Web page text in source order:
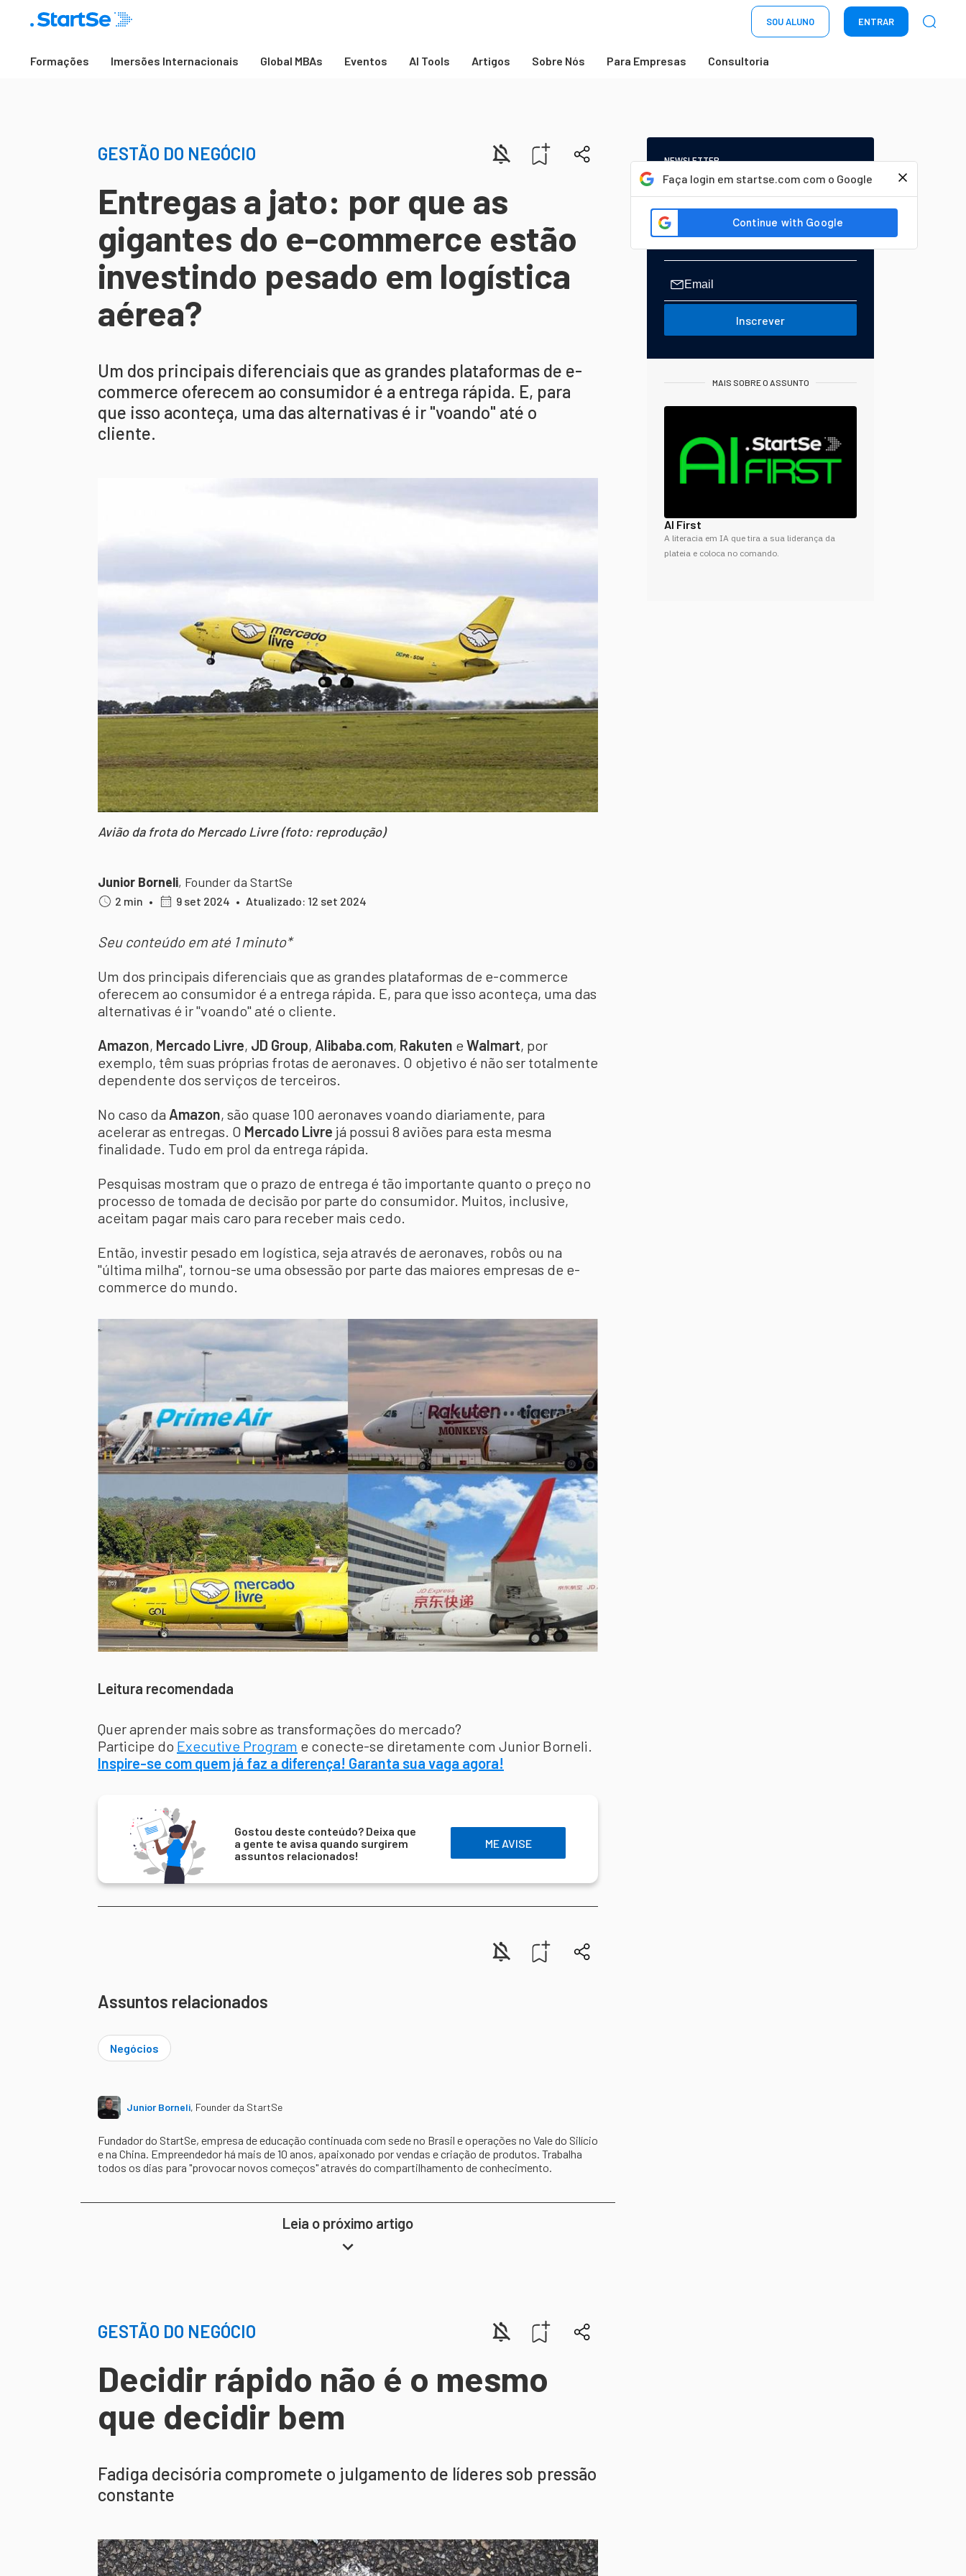
SOU ALUNO ENTRAR
Formações Imersões Internacionais Global MBAs Eventos AI Tools Artigos Sobre Nós Para Empresas Consultoria
Faça login em startse.com com o Google
GESTÃO DO NEGÓCIO
Entregas a jato: por que as
gigantes do e-commerce estão
investindo pesado em logística
aérea?
Um dos principais diferenciais que as grandes plataformas de e-
commerce oferecem ao consumidor é a entrega rápida. E, para
que isso aconteça, uma das alternativas é ir "voando" até o
cliente.
Avião da frota do Mercado Livre (foto: reprodução)
Junior Borneli, Founder da StartSe
2 min • 9 set 2024 • Atualizado: 12 set 2024
Seu conteúdo em até 1 minuto*
Um dos principais diferenciais que as grandes plataformas de e-commerce
oferecem ao consumidor é a entrega rápida. E, para que isso aconteça, uma das
alternativas é ir "voando" até o cliente.
Amazon, Mercado Livre, JD Group, Alibaba.com, Rakuten e Walmart, por
exemplo, têm suas próprias frotas de aeronaves. O objetivo é não ser totalmente
dependente dos serviços de terceiros.
No caso da Amazon, são quase 100 aeronaves voando diariamente, para
acelerar as entregas. O Mercado Livre já possui 8 aviões para esta mesma
finalidade. Tudo em prol da entrega rápida.
Pesquisas mostram que o prazo de entrega é tão importante quanto o preço no
processo de tomada de decisão por parte do consumidor. Muitos, inclusive,
aceitam pagar mais caro para receber mais cedo.
Então, investir pesado em logística, seja através de aeronaves, robôs ou na
"última milha", tornou-se uma obsessão por parte das maiores empresas de e-
commerce do mundo.
Leitura recomendada
Quer aprender mais sobre as transformações do mercado?
Participe do Executive Program e conecte-se diretamente com Junior Borneli.
Inspire-se com quem já faz a diferença! Garanta sua vaga agora!
Gostou deste conteúdo? Deixa que
a gente te avisa quando surgirem
assuntos relacionados!
ME AVISE
Assuntos relacionados
Negócios
Junior Borneli, Founder da StartSe
Fundador do StartSe, empresa de educação continuada com sede no Brasil e operações no Vale do Silício
e na China. Empreendedor há mais de 10 anos, apaixonado por vendas e criação de produtos. Trabalha
todos os dias para "provocar novos começos" através do compartilhamento de conhecimento.
Leia o próximo artigo
GESTÃO DO NEGÓCIO
Decidir rápido não é o mesmo
que decidir bem
Fadiga decisória compromete o julgamento de líderes sob pressão
constante
NEWSLETTER
Start Seu dia:
A Newsletter do AGORA!
Inscrever
MAIS SOBRE O ASSUNTO
AI First
A literacia em IA que tira a sua liderança da
plateia e coloca no comando.